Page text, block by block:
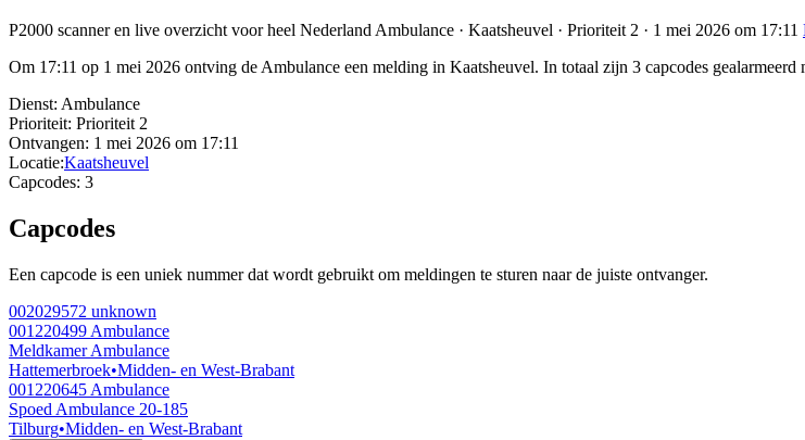
P2000 scanner en live overzicht voor heel Nederland Ambulance · Kaatsheuvel · Prioriteit 2 · 1 mei 2026 om 17:11
Om 17:11 op 1 mei 2026 ontving de Ambulance een melding in Kaatsheuvel. In totaal zijn 3 capcodes
Dienst: Ambulance
Prioriteit: Prioriteit 2
Ontvangen: 1 mei 2026 om 17:11
Locatie:Kaatsheuvel
Capcodes: 3
Capcodes
Een capcode is een uniek nummer dat wordt gebruikt om meldingen te sturen naar de juiste ontvanger.
002029572 unknown
001220499 Ambulance
Meldkamer Ambulance
Hattemerbroek•Midden- en West-Brabant
001220645 Ambulance
Spoed Ambulance 20-185
Tilburg•Midden- en West-Brabant